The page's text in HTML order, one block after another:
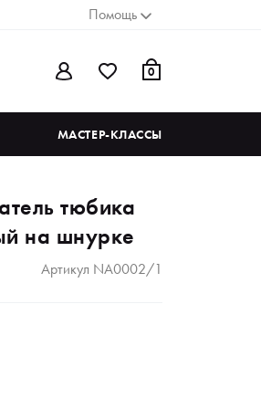
Помощь
0
МАСТЕР-КЛАССЫ
тюбика
на шнурке
Артикул NA0002/1